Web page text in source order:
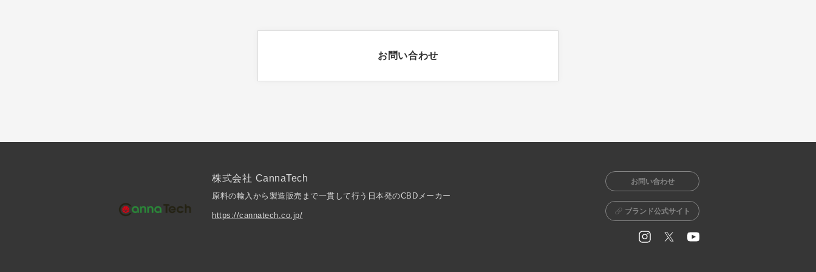
お問い合わせ
株式会社 CannaTech
原料の輸入から製造販売まで一貫して行う日本発のCBDメーカー
https://cannatech.co.jp/
お問い合わせ
ブランド公式サイト